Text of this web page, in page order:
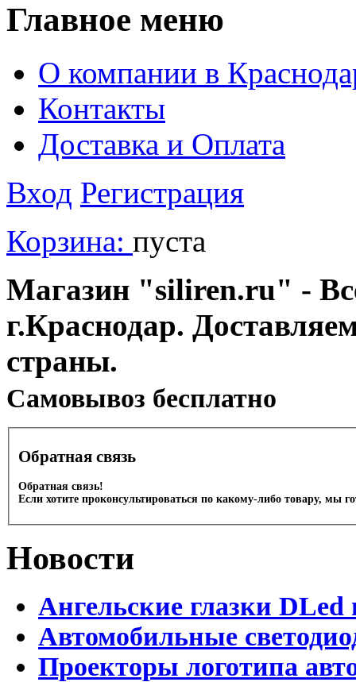
Главное меню
О компании в
Контакты
Доставка и Оплата
Вход Регистрация
Корзина: пуста
Магазин "siliren.ru" -
г.Краснодар.
страны.
Cамовывоз бесплатно
Обратная связь
Обратная связь!
Если хотите проконсультироваться по какому-либо товару, мы
Новости
Ангельские глазки DLed
Автомобильные
Проекторы логотипа